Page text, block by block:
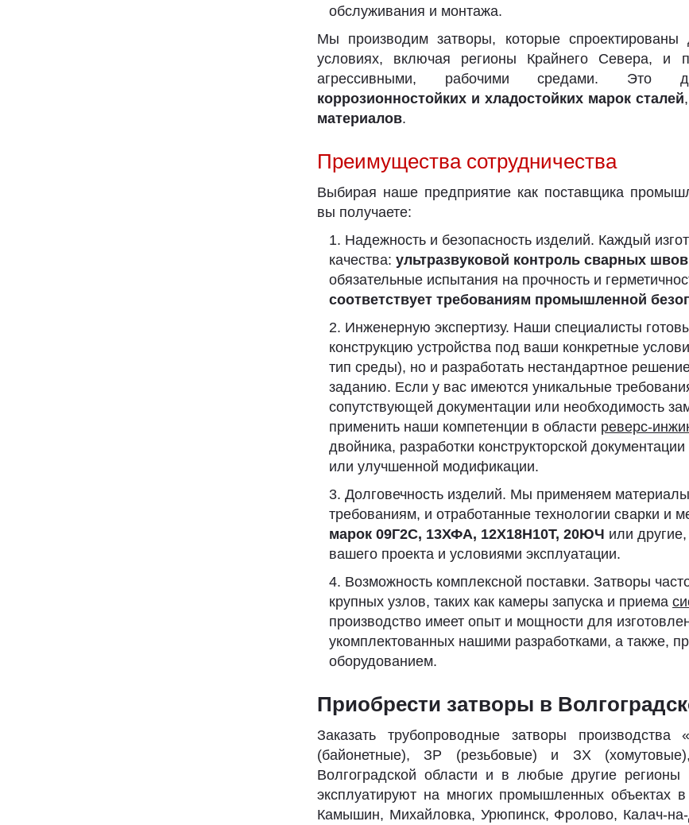
обслуживания и монтажа.
Мы производим затворы, которые
условиях, включая регионы Крайнего Севера,
агрессивными, рабочими средами. Это
коррозионностойких и хладостойких марок сталей
материалов.
Преимущества сотрудничества
Выбирая наше предприятие как поставщика
вы получаете:
Надежность и безопасность изделий. Каждый
качества: ультразвуковой контроль сварных швов
обязательные испытания на прочность и
соответствует требованиям промышленной
Инженерную экспертизу. Наши специалисты
конструкцию устройства под ваши конкретные
тип среды), но и разработать нестандартное
заданию. Если у вас имеются уникальные
сопутствующей документации или необходимость
применить наши компетенции в области реверс-
двойника, разработки конструкторской
или улучшенной модификации.
Долговечность изделий. Мы применяем
требованиям, и отработанные технологии сварки и
марок 09Г2С, 13ХФА, 12Х18Н10Т, 20ЮЧ или
вашего проекта и условиями эксплуатации.
Возможность комплексной поставки. Затворы
крупных узлов, таких как камеры запуска и приема
производство имеет опыт и мощности для
укомплектованных нашими разработками, а также,
оборудованием.
Приобрести затворы в
Заказать трубопроводные затворы
(байонетные), ЗР (резьбовые) и ЗХ
Волгоградской области и в любые другие
эксплуатируют на многих промышленных объектах
Камышин, Михайловка, Урюпинск, Фролово, Калач-на-